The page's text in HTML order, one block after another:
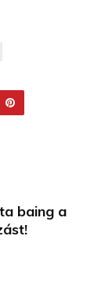
baing a